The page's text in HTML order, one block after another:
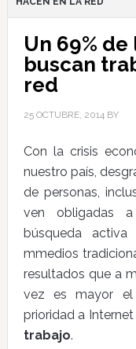
Un 69%
buscan
red
25 OCTUBRE, 2014BY
Con la crisis
nuestro país,
de personas,
ven obligadas
búsqueda
mmedios
resultados que a
vez es mayor el
prioridad a
trabajo.